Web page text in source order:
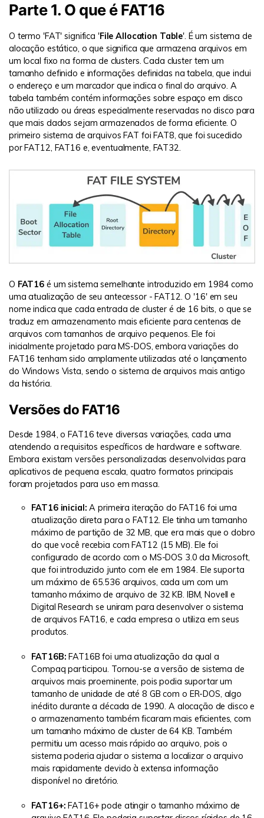
Parte 1. O que é FAT16
O termo 'FAT' significa 'File Allocation Table'. É um sistema de
alocação estático, o que significa que armazena arquivos em
um local fixo na forma de clusters. Cada cluster tem um
tamanho definido e informações definidas na tabela, que inclui
o endereço e um marcador que indica o final do arquivo. A
tabela também contém informações sobre espaço em disco
não utilizado ou áreas especialmente reservadas no disco para
que mais dados sejam armazenados de forma eficiente. O
primeiro sistema de arquivos FAT foi FAT8, que foi sucedido
por FAT12, FAT16 e, eventualmente, FAT32.
O FAT16 é um sistema semelhante introduzido em 1984 como
uma atualização de seu antecessor - FAT12. O '16' em seu
nome indica que cada entrada de cluster é de 16 bits, o que se
traduz em armazenamento mais eficiente para centenas de
arquivos com tamanhos de arquivo pequenos. Ele foi
inicialmente projetado para MS-DOS, embora variações do
FAT16 tenham sido amplamente utilizadas até o lançamento
do Windows Vista, sendo o sistema de arquivos mais antigo
da história.
Versões do FAT16
Desde 1984, o FAT16 teve diversas variações, cada uma
atendendo a requisitos específicos de hardware e software.
Embora existam versões personalizadas desenvolvidas para
aplicativos de pequena escala, quatro formatos principais
foram projetados para uso em massa.
FAT16 inicial: A primeira iteração do FAT16 foi uma
atualização direta para o FAT12. Ele tinha um tamanho
máximo de partição de 32 MB, que era mais que o dobro
do que você recebia com FAT12 (15 MB). Ele foi
configurado de acordo com o MS-DOS 3.0 da Microsoft,
que foi introduzido junto com ele em 1984. Ele suporta
um máximo de 65.536 arquivos, cada um com um
tamanho máximo de arquivo de 32 KB. IBM, Novell e
Digital Research se uniram para desenvolver o sistema
de arquivos FAT16, e cada empresa o utiliza em seus
produtos.
FAT16B: FAT16B foi uma atualização da qual a
Compaq participou. Tornou-se a versão de sistema de
arquivos mais proeminente, pois podia suportar um
tamanho de unidade de até 8 GB com o ER-DOS, algo
inédito durante a década de 1990. A alocação de disco e
o armazenamento também ficaram mais eficientes, com
um tamanho máximo de cluster de 64 KB. Também
permitiu um acesso mais rápido ao arquivo, pois o
sistema poderia ajudar o sistema a localizar o arquivo
mais rapidamente devido à extensa informação
disponível no diretório.
FAT16+: FAT16+ pode atingir o tamanho máximo de